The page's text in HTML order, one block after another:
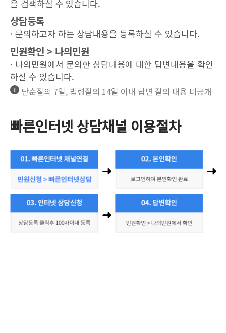
을 검색하실 수 있습니다.
상담등록
· 문의하고자 하는 상담내용을 등록하실 수 있습니다.
민원확인 > 나의민원
· 나의민원에서 문의한 상담내용에 대한 답변내용을 확인
하실 수 있습니다.
단순질의 7일, 법령질의 14일 이내 답변 질의 내용 비공개
빠른인터넷 상담채널 이용절차